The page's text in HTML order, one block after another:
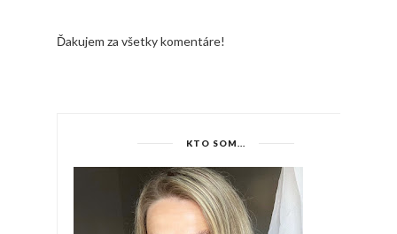
Ďakujem za všetky komentáre!
KTO SOM...